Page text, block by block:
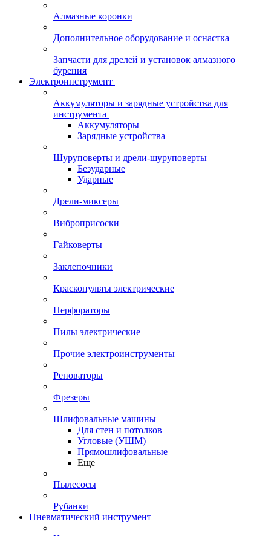
Алмазные коронки
Дополнительное оборудование и оснастка
Запчасти для дрелей и установок алмазного
бурения
Электроинструмент
Аккумуляторы и зарядные устройства для
инструмента
Аккумуляторы
Зарядные устройства
Шуруповерты и дрели-шуруповерты
Безударные
Ударные
Дрели-миксеры
Виброприсоски
Гайковерты
Заклепочники
Краскопульты электрические
Перфораторы
Пилы электрические
Прочие электроинструменты
Реноваторы
Фрезеры
Шлифовальные машины
Для стен и потолков
Угловые (УШМ)
Прямошлифовальные
Еще
Пылесосы
Рубанки
Пневматический инструмент